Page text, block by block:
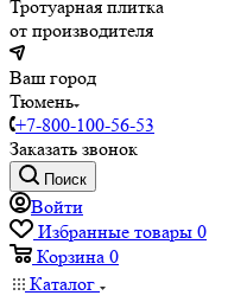
Тротуарная плитка
от производителя
Ваш город
Тюмень
+7-800-100-56-53
Заказать звонок
Поиск
Войти
Избранные товары 0
Корзина 0
Каталог